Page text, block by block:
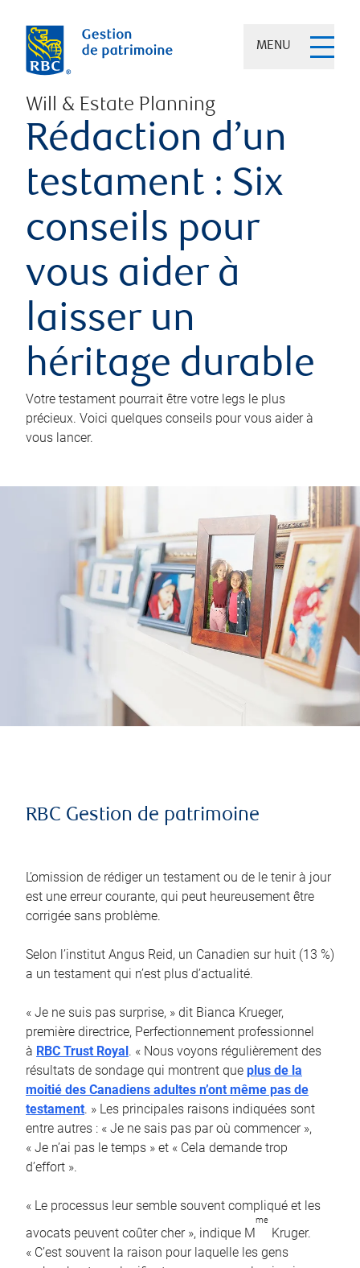
MENU
Will & Estate Planning
Rédaction d’un
testament : Six
conseils pour
vous aider à
laisser un
héritage durable
Votre testament pourrait être votre legs le plus
précieux. Voici quelques conseils pour vous aider à
vous lancer.
RBC Gestion de patrimoine
L’omission de rédiger un testament ou de le tenir à jour
est une erreur courante, qui peut heureusement être
corrigée sans problème.
Selon l’institut Angus Reid, un Canadien sur huit (13 %)
a un testament qui n’est plus d’actualité.
« Je ne suis pas surprise, » dit Bianca Krueger,
première directrice, Perfectionnement professionnel
à RBC Trust Royal . « Nous voyons régulièrement des
résultats de sondage qui montrent que plus de la
moitié des Canadiens adultes n’ont même pas de
testament. » Les principales raisons indiquées sont
entre autres : « Je ne sais pas par où commencer »,
« Je n’ai pas le temps » et « Cela demande trop
d’effort ».
« Le processus leur semble souvent compliqué et les
avocats peuvent coûter cher », indique M
me
Kruger.
« C’est souvent la raison pour laquelle les gens